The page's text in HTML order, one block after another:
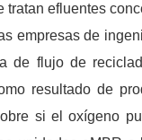
efluentes
empresas de
de flujo de
resultado de
si el oxígeno